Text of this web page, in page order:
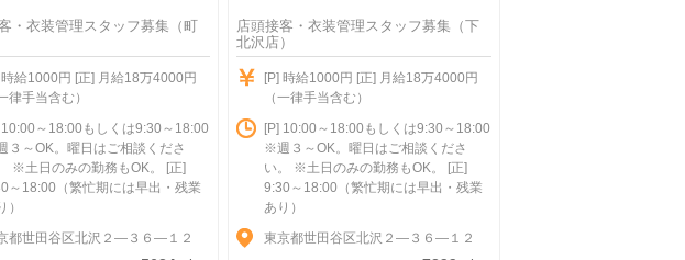
・衣装管理スタッフ募集（町
時給1000円 [正] 月給18万4000円
律手当含む）
10:00～18:00もしくは9:30～18:00
３～OK。曜日はご相談くださ
※土日のみの勤務もOK。 [正]
～18:00（繁忙期には早出・残業
）
都世田谷区北沢２―３６―１２
店頭接客・衣装管理スタッフ募集（下
北沢店）
[P] 時給1000円 [正] 月給18万4000円
（一律手当含む）
[P] 10:00～18:00もしくは9:30～18:00
※週３～OK。曜日はご相談くださ
い。 ※土日のみの勤務もOK。 [正]
9:30～18:00（繁忙期には早出・残業
あり）
東京都世田谷区北沢２―３６―１２